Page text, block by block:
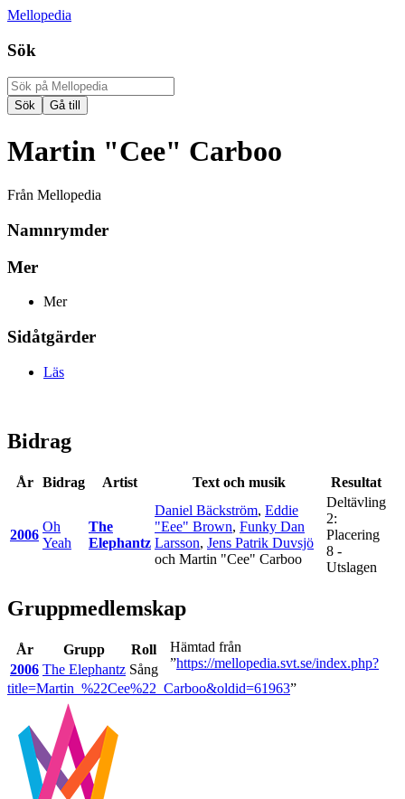
Mellopedia
Sök
Martin "Cee" Carboo
Från Mellopedia
Namnrymder
Mer
Mer
Sidåtgärder
Läs
Bidrag
År Bidrag Artist Text och musik Resultat
2006
Oh
Yeah
The
Elephantz
Daniel Bäckström, Eddie
"Eee" Brown, Funky Dan
Larsson, Jens Patrik Duvsjö
och Martin "Cee" Carboo
Deltävling
2:
Placering
8 -
Utslagen
Gruppmedlemskap
År Grupp
Roll
2006 The Elephantz Sång
Hämtad från
”https://mellopedia.svt.se/index.php?
title=Martin_%22Cee%22_Carboo&oldid=61963”